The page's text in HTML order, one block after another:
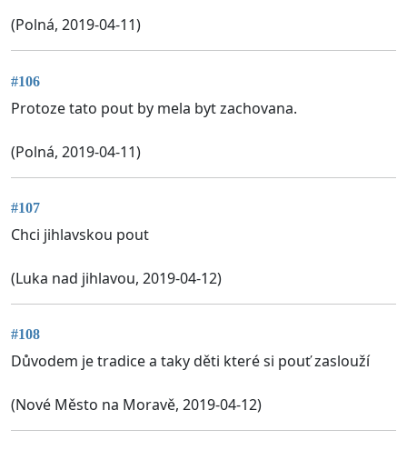
(Polná, 2019-04-11)
#106
Protoze tato pout by mela byt zachovana.
(Polná, 2019-04-11)
#107
Chci jihlavskou pout
(Luka nad jihlavou, 2019-04-12)
#108
Důvodem je tradice a taky děti které si pouť zaslouží
(Nové Město na Moravě, 2019-04-12)